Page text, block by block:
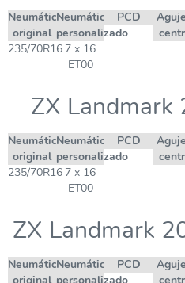
Neumático
original
Neumático
personalizado
PCD
235/70R16 7 x 16
ET00
ZX
Neumático
original
Neumático
personalizado
PCD
235/70R16 7 x 16
ET00
ZX Landmark
NeumáticoNeumático
PCD